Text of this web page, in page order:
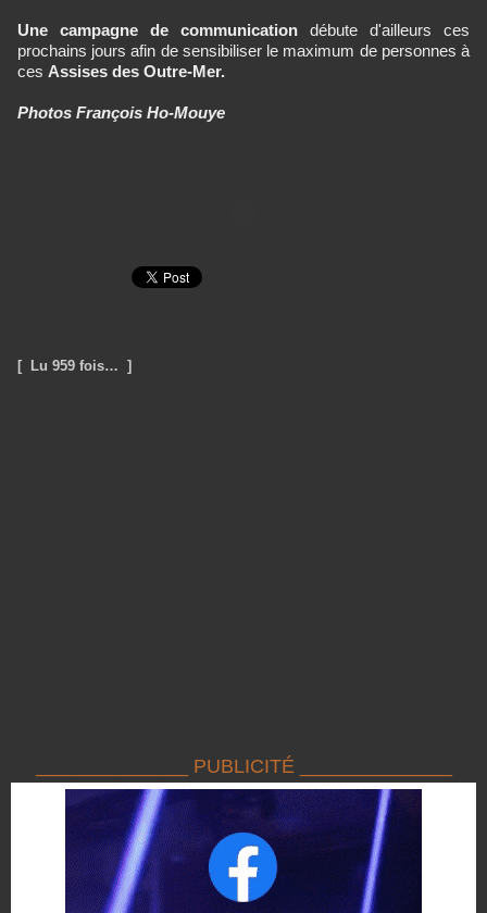
Une campagne de communication débute d'ailleurs ces
prochains jours afin de sensibiliser le maximum de personnes à
ces Assises des Outre-Mer.
Photos François Ho-Mouye
[ Lu 959 fois… ]
______________ PUBLICITÉ ______________